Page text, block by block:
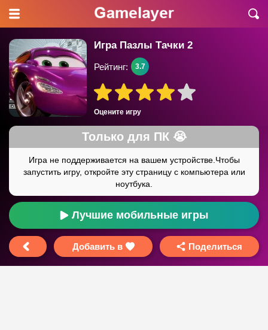
Игра Пазлы Тачки 2
Оцените игру
Рейтинг: 3.7
Лучшие мобильные игры
Добавить в Поделиться